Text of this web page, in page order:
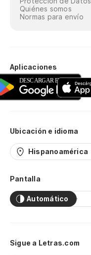
Quiénes somos
Normas para envío
Aplicaciones
Ubicación e idioma
Hispanoamérica
Pantalla
Automático
Sigue a Letras.com